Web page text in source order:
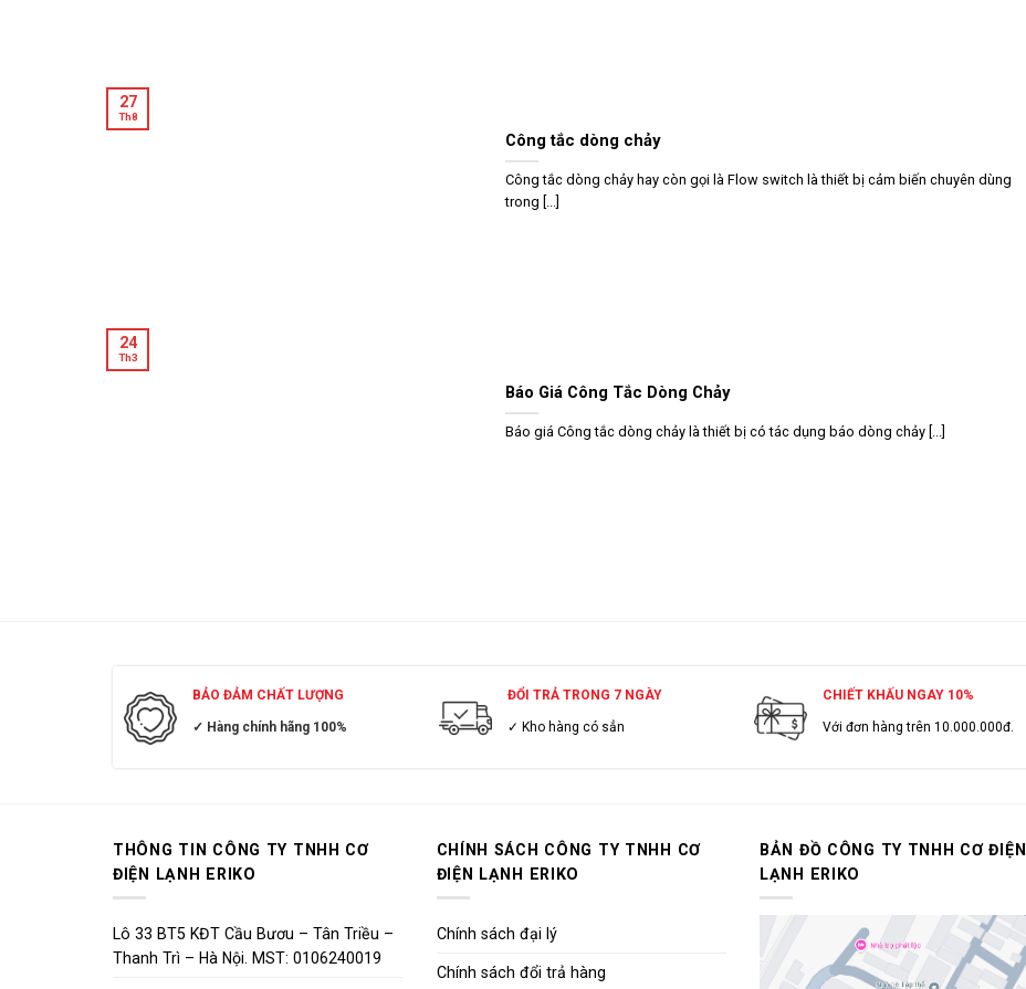
Công tắc dòng chảy
Công tắc dòng chảy hay còn gọi là Flow switch là thiết bị cảm biến chuyên dùng
trong [...]
27
Th8
Báo Giá Công Tắc Dòng Chảy
Báo giá Công tắc dòng chảy là thiết bị có tác dụng báo dòng chảy [...]
24
Th3
BẢO ĐẢM CHẤT LƯỢNG
✓ Hàng chính hãng 100%
ĐỔI TRẢ TRONG 7 NGÀY
✓ Kho hàng có sẳn
CHIẾT KHẤU NGAY 10%
Với đơn hàng trên 10.000.000đ.
THÔNG TIN CÔNG TY TNHH CƠ
ĐIỆN LẠNH ERIKO
Lô 33 BT5 KĐT Cầu Bươu – Tân Triều –
Thanh Trì – Hà Nội. MST: 0106240019
CHÍNH SÁCH CÔNG TY TNHH CƠ
ĐIỆN LẠNH ERIKO
Chính sách đại lý
Chính sách đổi trả hàng
BẢN ĐỒ CÔNG TY TNHH CƠ ĐIỆN
LẠNH ERIKO